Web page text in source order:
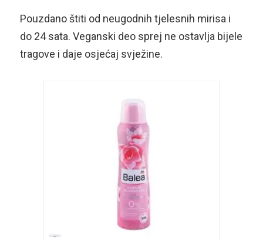
Pouzdano štiti od neugodnih tjelesnih mirisa i
do 24 sata. Veganski deo sprej ne ostavlja bijele
tragove i daje osjećaj svježine.